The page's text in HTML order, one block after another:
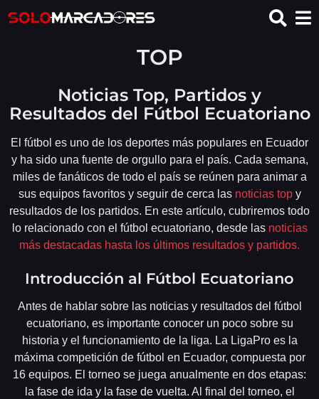
TOP
Noticias Top, Partidos y
Resultados del Fútbol Ecuatoriano
El fútbol es uno de los deportes más populares en Ecuador
y ha sido una fuente de orgullo para el país. Cada semana,
miles de fanáticos de todo el país se reúnen para animar a
sus equipos favoritos y seguir de cerca las noticias topy
resultados de los partidos. En este artículo, cubriremos todo
lo relacionado con el fútbol ecuatoriano, desde las noticias
más destacadas hasta los últimos resultados y partidos.
Introducción al Fútbol Ecuatoriano
Antes de hablar sobre las noticias y resultados del fútbol
ecuatoriano, es importante conocer un poco sobre su
historia y el funcionamiento de la liga. La LigaPro es la
máxima competición de fútbol en Ecuador, compuesta por
16 equipos. El torneo se juega anualmente en dos etapas:
la fase de ida y la fase de vuelta. Al final del torneo, el